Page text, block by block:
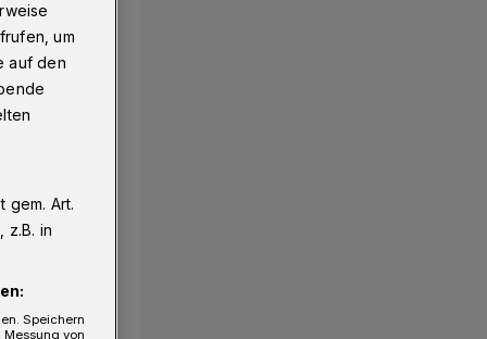
um
auf den
gem. Art.
z.B. in
Speichern
von